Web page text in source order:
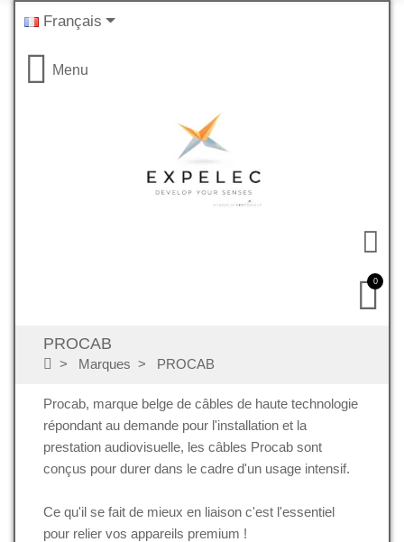
Français
Menu
0
PROCAB
Marques PROCAB
Procab, marque belge de câbles de haute technologie
répondant au demande pour l'installation et la
prestation audiovisuelle, les câbles Procab sont
conçus pour durer dans le cadre d'un usage intensif.
Ce qu'il se fait de mieux en liaison c'est l'essentiel
pour relier vos appareils premium !